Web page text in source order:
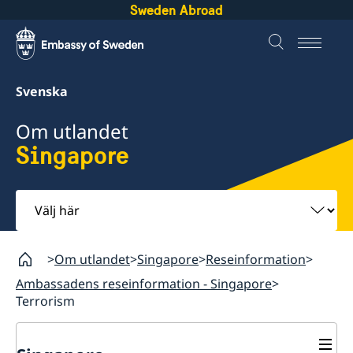
Sweden Abroad
Svenska
Om utlandet
Singapore
Välj
här
Om utlandet Singapore Reseinformation
Ambassadens reseinformation - Singapore
Terrorism